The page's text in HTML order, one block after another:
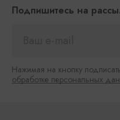
Подпишитесь на
Нажимая на кнопку
обработке персональных